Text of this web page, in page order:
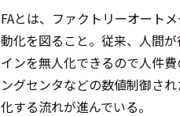
FAとは、ファクトリーオート
動化を図ること。従来、人間
インを無人化できるので人件
ングセンタなどの数値制御さ
化する流れが進んでいる。